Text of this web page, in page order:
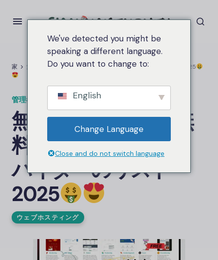
家 無料ホスティング 無料ホスティングプロバイダーのリスト 2025
管理者 2025年4月10日
無料ホスティング 無
料ホスティングプロ
バイダーのリスト
2025
ウェブホスティング
We've detected you might be
speaking a different language.
Do you want to change to:
English
Change Language
Close and do not switch language